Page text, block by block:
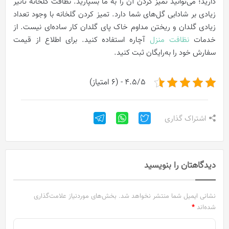
زیادی بر شادابی گل‌های شما دارد. تمیز کردن گلخانه با وجود تعداد
زیادی گلدان و ریختن مداوم خاک پای گلدان کار ساده‌ای نیست. از
خدمات نظافت منزل آچاره استفاده کنید. برای اطلاع از قیمت
سفارش خود را به‌رایگان ثبت کنید.
4.5/5 - (6 امتیاز)
اشتراک گذاری
دیدگاهتان را بنویسید
نشانی ایمیل شما منتشر نخواهد شد. بخش‌های موردنیاز علامت‌گذاری
شده‌اند *